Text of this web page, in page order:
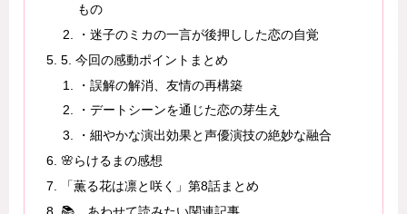
もの
・迷子のミカの一言が後押しした恋の自覚
5. 今回の感動ポイントまとめ
・誤解の解消、友情の再構築
・デートシーンを通じた恋の芽生え
・細やかな演出効果と声優演技の絶妙な融合
🌸らけるまの感想
「薫る花は凛と咲く」第8話まとめ